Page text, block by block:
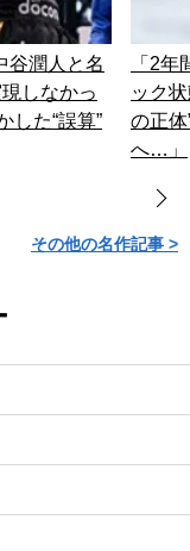
谷潤人と名
しなかっ
した“誤算”
「2
ック
の正
へ…」
その他の名作記事 >